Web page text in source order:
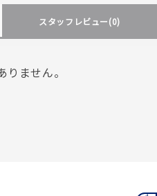
スタッフレビュー(0)
りません。